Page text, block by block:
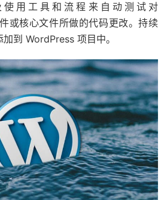
用工具和流程来自动测试对
或核心文件所做的代码更改。持续
到 WordPress 项目中。